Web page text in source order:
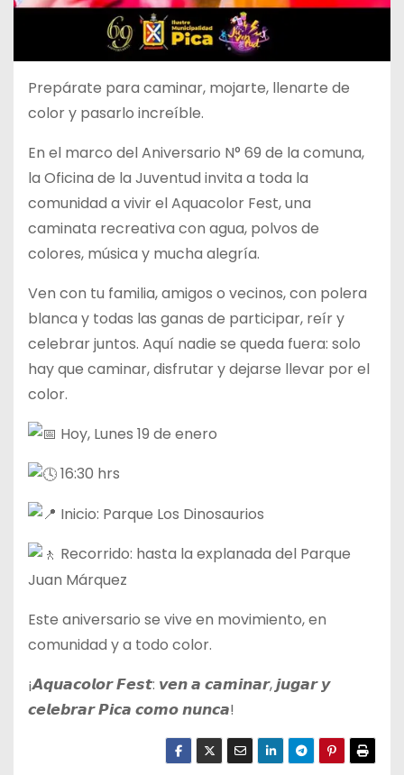
Prepárate para caminar, mojarte, llenarte de
color y pasarlo increíble.
En el marco del Aniversario N° 69 de la comuna,
la Oficina de la Juventud invita a toda la
comunidad a vivir el Aquacolor Fest, una
caminata recreativa con agua, polvos de
colores, música y mucha alegría.
Ven con tu familia, amigos o vecinos, con polera
blanca y todas las ganas de participar, reír y
celebrar juntos. Aquí nadie se queda fuera: solo
hay que caminar, disfrutar y dejarse llevar por el
color.
Hoy, Lunes 19 de enero
16:30 hrs
Inicio: Parque Los Dinosaurios
Recorrido: hasta la explanada del Parque
Juan Márquez
Este aniversario se vive en movimiento, en
comunidad y a todo color.
¡𝘼𝙦𝙪𝙖𝙘𝙤𝙡𝙤𝙧 𝙁𝙚𝙨𝙩: 𝙫𝙚𝙣 𝙖 𝙘𝙖𝙢𝙞𝙣𝙖𝙧, 𝙟𝙪𝙜𝙖𝙧 𝙮
𝙘𝙚𝙡𝙚𝙗𝙧𝙖𝙧 𝙋𝙞𝙘𝙖 𝙘𝙤𝙢𝙤 𝙣𝙪𝙣𝙘𝙖!